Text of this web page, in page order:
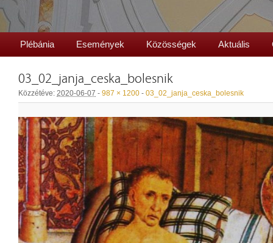
Plébánia Események Közösségek Aktuális
03_02_janja_ceska_bolesnik
Közzétéve: 2020-06-07 - 987 × 1200 - 03_02_janja_ceska_bolesnik